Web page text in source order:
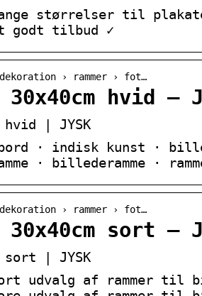
størrelser til
godt tilbud ✓
› rammer › fot…
30x40cm hvid –
hvid | JYSK
· indisk kunst ·
· billederamme ·
› rammer › fot…
30x40cm sort –
sort | JYSK
udvalg af rammer til